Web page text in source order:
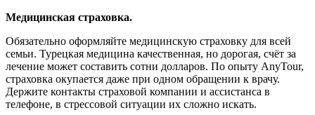
Медицинская страховка.
Обязательно оформляйте медицинскую страховку для всей
семьи. Турецкая медицина качественная, но дорогая, счёт за
лечение может составить сотни долларов. По опыту AnyTour,
страховка окупается даже при одном обращении к врачу.
Держите контакты страховой компании и ассистанса в
телефоне, в стрессовой ситуации их сложно искать.